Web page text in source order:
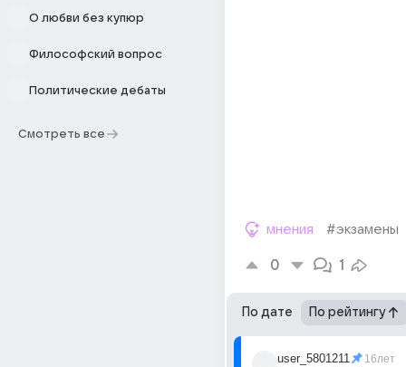
О любви без купюр
Философский вопрос
Политические дебаты
Смотреть все
мнения #экзамены
0 1
По дате По рейтингу
user_5801211 16лет